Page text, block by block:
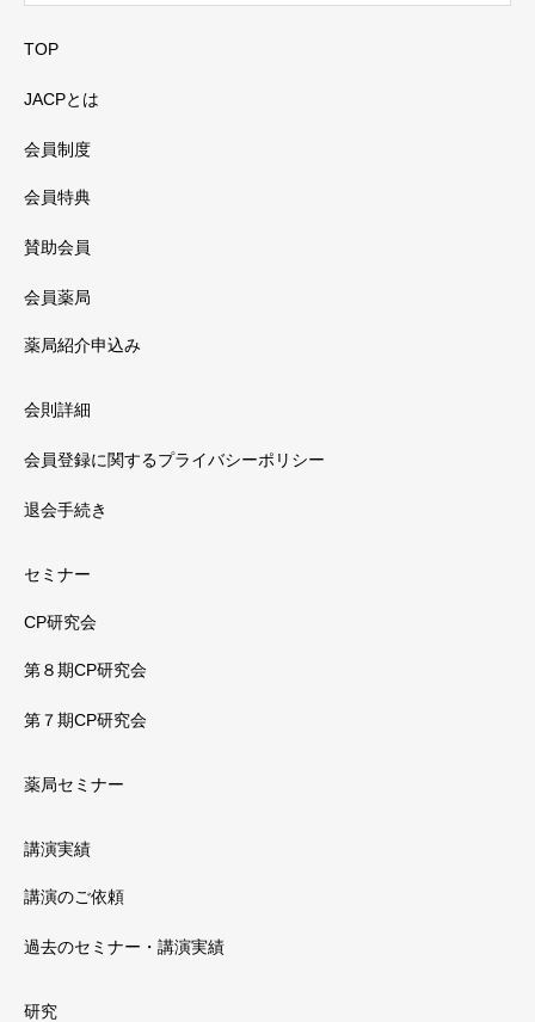
TOP
JACPとは
会員制度
会員特典
賛助会員
会員薬局
薬局紹介申込み
会則詳細
会員登録に関するプライバシーポリシー
退会手続き
セミナー
CP研究会
第８期CP研究会
第７期CP研究会
薬局セミナー
講演実績
講演のご依頼
過去のセミナー・講演実績
研究